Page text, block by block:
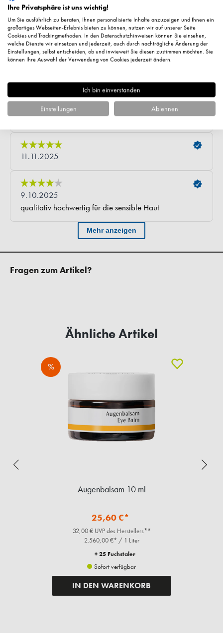
Fragen zum Artikel?
Ähnliche Artikel
%
Augenbalsam 10 ml
25,60 €*
32,00 € UVP des Herstellers**
2.560,00 €* / 1 Liter
+ 25 Fuchstaler
Sofort verfügbar
IN DEN WARENKORB
Ihre Privatsphäre ist uns wichtig!
Um Sie ausführlich zu beraten, Ihnen personalisierte Inhalte anzuzeigen und Ihnen ein
großartiges Webseiten-Erlebnis bieten zu können, nutzen wir auf unserer Seite
Cookies und Trackingmethoden. In den Datenschutzhinweisen können Sie einsehen,
welche Dienste wir einsetzen und jederzeit, auch durch nachträgliche Änderung der
Einstellungen, selbst entscheiden, ob und inwieweit Sie diesen zustimmen möchten. Sie
können Ihre Auswahl der Verwendung von Cookies jederzeit ändern.
Ich bin einverstanden
Einstellungen Ablehnen